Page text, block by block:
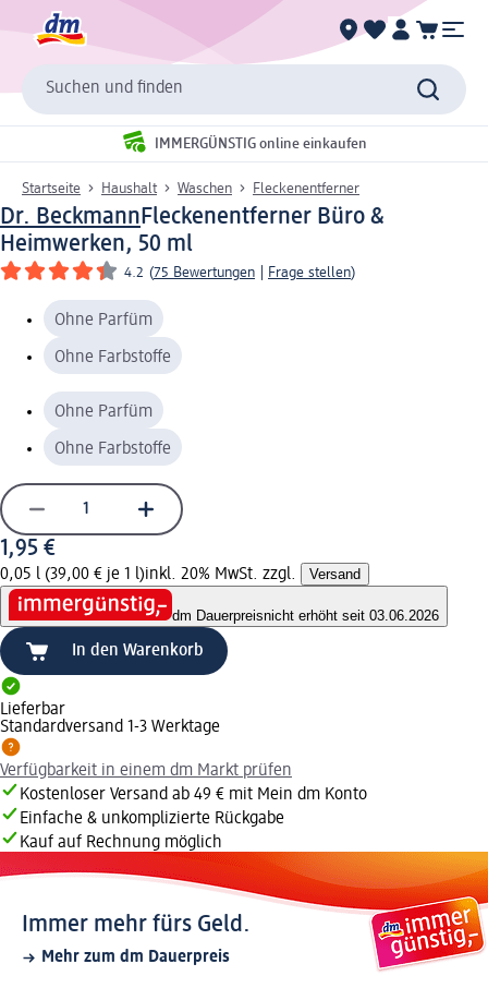
Suchen und finden
IMMERGÜNSTIG online einkaufen
Startseite Haushalt Waschen Fleckenentferner
Dr. BeckmannFleckenentferner Büro &
Heimwerken, 50 ml
4.2 (75 Bewertungen Frage stellen)
Ohne Parfüm
Ohne Farbstoffe
Ohne Parfüm
Ohne Farbstoffe
1,95 €
0,05 l (39,00 € je 1 l)inkl. 20% MwSt. zzgl. Versand
dm Dauerpreisnicht erhöht seit 03.06.2026
In den Warenkorb
Lieferbar
Standardversand 1-3 Werktage
Verfügbarkeit in einem dm Markt prüfen
Kostenloser Versand ab 49 € mit Mein dm Konto
Einfache & unkomplizierte Rückgabe
Kauf auf Rechnung möglich
Immer mehr fürs Geld.
Mehr zum dm Dauerpreis